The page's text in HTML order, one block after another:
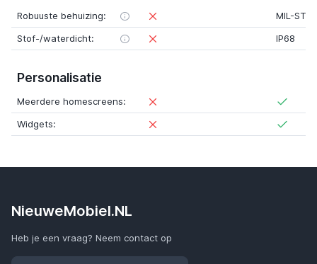
Robuuste behuizing:
MIL-
Stof-/waterdicht:
IP68
Personalisatie
Meerdere homescreens:
Widgets:
NieuweMobiel.NL
Heb je een vraag? Neem contact op